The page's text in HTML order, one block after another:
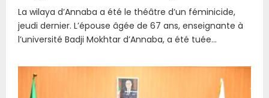
La wilaya d’Annaba a été le théâtre d’un féminicide,
jeudi dernier. L’épouse âgée de 67 ans, enseignante à
l’université Badji Mokhtar d’Annaba, a été tuée...